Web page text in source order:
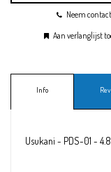
Neem
Aan verlanglijst
Info
Usukani - PDS-01 -